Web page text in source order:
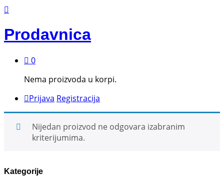
Prodavnica
0
Nema proizvoda u korpi.
Prijava Registracija
Nijedan proizvod ne odgovara izabranim
kriterijumima.
Kategorije